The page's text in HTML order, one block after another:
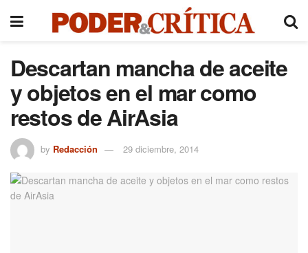
Descartan mancha de aceite
y objetos en el mar como
restos de AirAsia
by Redacción 29 diciembre, 2014